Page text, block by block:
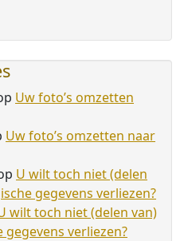
Uw foto’s omzetten
Uw foto’s omzetten naar
U wilt toch niet (delen
gegevens verliezen?
wilt toch niet (delen van)
verliezen?